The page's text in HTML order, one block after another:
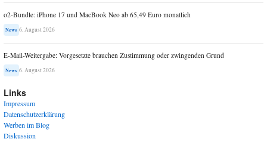
o2-Bundle: iPhone 17 und MacBook Neo ab 65,49 Euro monatlich
News 6. August 2026
E-Mail-Weitergabe: Vorgesetzte brauchen Zustimmung oder zwingenden Grund
News 6. August 2026
Links
Impressum
Datenschutzerklärung
Werben im Blog
Diskussion